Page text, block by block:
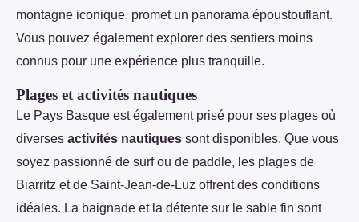
montagne iconique, promet un panorama époustouflant.
Vous pouvez également explorer des sentiers moins
connus pour une expérience plus tranquille.
Plages et activités nautiques
Le Pays Basque est également prisé pour ses plages où
diverses activités nautiques sont disponibles. Que vous
soyez passionné de surf ou de paddle, les plages de
Biarritz et de Saint-Jean-de-Luz offrent des conditions
idéales. La baignade et la détente sur le sable fin sont